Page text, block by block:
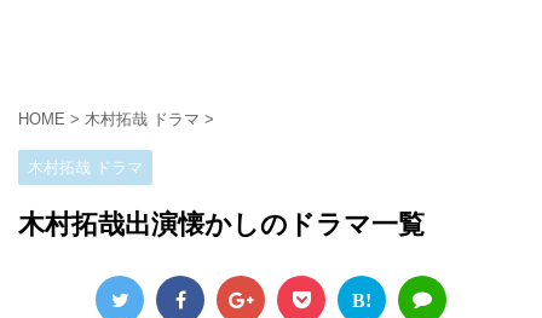
HOME > 木村拓哉 ドラマ >
木村拓哉 ドラマ
木村拓哉出演懐かしのドラマ一覧
B!